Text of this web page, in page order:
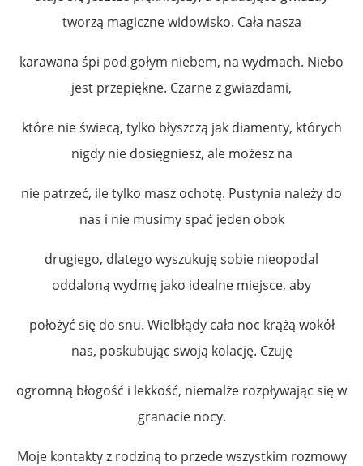
tworzą magiczne widowisko. Cała nasza
karawana śpi pod gołym niebem, na wydmach. Niebo
jest przepiękne. Czarne z gwiazdami,
które nie świecą, tylko błyszczą jak diamenty, których
nigdy nie dosięgniesz, ale możesz na
nie patrzeć, ile tylko masz ochotę. Pustynia należy do
nas i nie musimy spać jeden obok
drugiego, dlatego wyszukuję sobie nieopodal
oddaloną wydmę jako idealne miejsce, aby
położyć się do snu. Wielbłądy cała noc krążą wokół
nas, poskubując swoją kolację. Czuję
ogromną błogość i lekkość, niemalże rozpływając się w
granacie nocy.
Moje kontakty z rodziną to przede wszystkim rozmowy